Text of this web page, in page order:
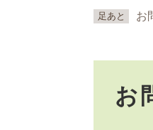
足あと お
お